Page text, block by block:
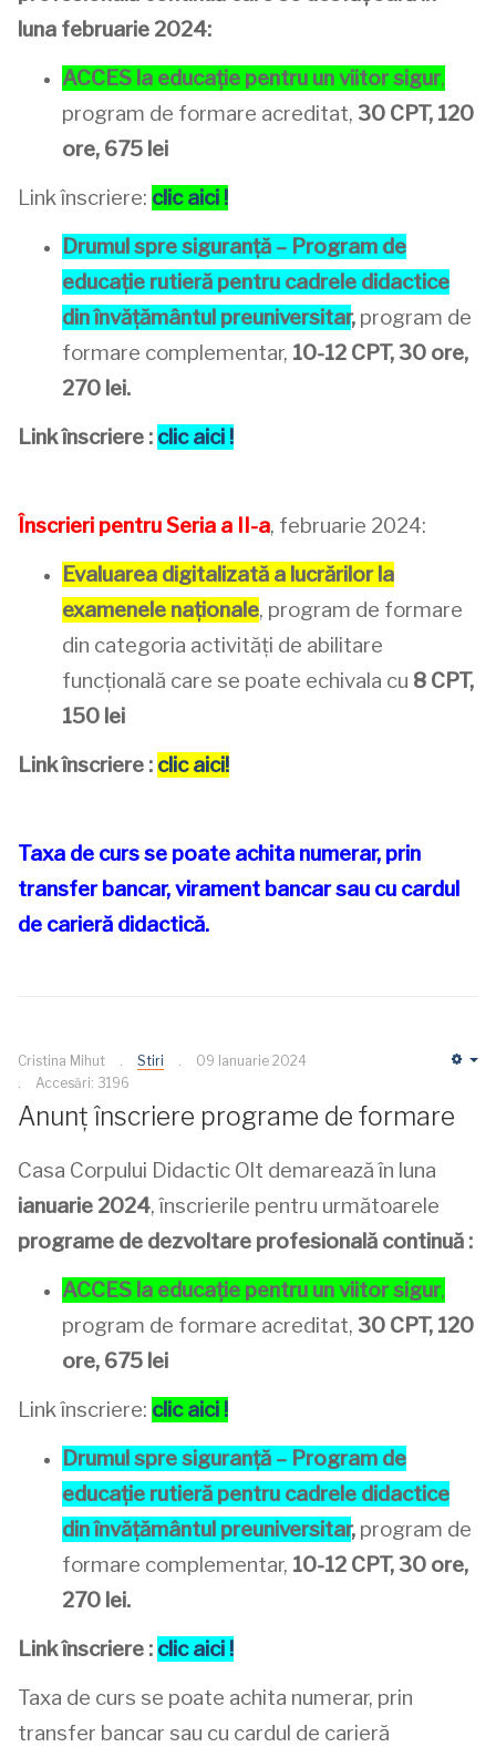
luna februarie 2024:
ACCES la educație pentru un viitor sigur,
program de formare acreditat, 30 CPT, 120
ore, 675 lei
Link înscriere: clic aici !
Drumul spre siguranță – Program de
educație rutieră pentru cadrele didactice
din învățământul preuniversitar, program de
formare complementar, 10-12 CPT, 30 ore,
270 lei.
Link înscriere : clic aici !
Înscrieri pentru Seria a II-a, februarie 2024:
Evaluarea digitalizată a lucrărilor la
examenele naționale, program de formare
din categoria activități de abilitare
funcțională care se poate echivala cu 8 CPT,
150 lei
Link înscriere : clic aici!
Taxa de curs se poate achita numerar, prin
transfer bancar, virament bancar sau cu cardul
de carieră didactică.
Cristina Mihut Stiri
09 Ianuarie 2024
Accesări: 3196
Anunț înscriere programe de formare
Casa Corpului Didactic Olt demarează în luna
ianuarie 2024, înscrierile pentru următoarele
programe de dezvoltare profesională continuă :
ACCES la educație pentru un viitor sigur,
program de formare acreditat, 30 CPT, 120
ore, 675 lei
Link înscriere: clic aici !
Drumul spre siguranță – Program de
educație rutieră pentru cadrele didactice
din învățământul preuniversitar, program de
formare complementar, 10-12 CPT, 30 ore,
270 lei.
Link înscriere : clic aici !
Taxa de curs se poate achita numerar, prin
transfer bancar sau cu cardul de carieră